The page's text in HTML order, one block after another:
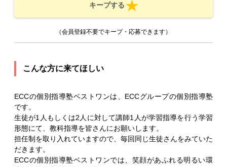
キープする
（会員登録不要でキープ・応募できます）
こんな方に来てほしい
ECCの個別指導塾ベストワンは、ECCグループの個別指導塾
です。
生徒が1人もしくは2人に対して講師1人が学習指導を行う学習
形態にて、教科指導を皆さんにお願いします。
担任制を取り入れていますので、毎回同じ生徒さんをみていた
だきます。
ECCの個別指導塾ベストワンでは、笑顔があふれる明るい環